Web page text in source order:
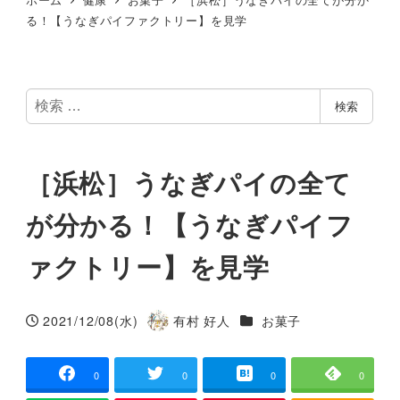
る！【うなぎパイファクトリー】を見学
検
索
検索
［浜松］うなぎパイの全て
が分かる！【うなぎパイフ
ァクトリー】を見学
投稿日
2021/12/08(水)
著
有村 好人 カテゴリー
お菓子
0 0 0 0